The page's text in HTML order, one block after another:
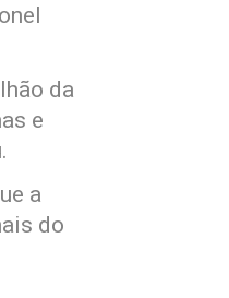
da
e
a
do